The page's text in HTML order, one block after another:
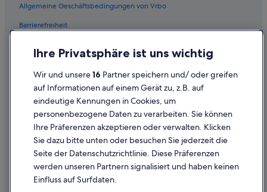
Allgemeine Geschäftsbedingungen von Vrbo
Barrierefreiheit
Rechtliche Hinweise/Kontakt
Inhaltsrichtlinien und Melden von Inhalten
Hilfe
Hilfe
Ihre Privatsphäre ist uns wichtig
Wir und unsere16 Partner speichern und/ oder greifen
auf Informationen auf einem Gerät zu, z.B. auf
eindeutige Kennungen in Cookies, um
personenbezogene Daten zu verarbeiten. Sie können
Ihre Präferenzen akzeptieren oder verwalten. Klicken
Sie dazu bitte unten oder besuchen Sie jederzeit die
Seite der Datenschutzrichtlinie. Diese Präferenzen
werden unseren Partnern signalisiert und haben keinen
Einfluss auf Surfdaten.